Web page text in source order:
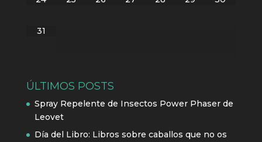
31
ÚLTIMOS POSTS
Spray Repelente de Insectos Power Phaser de
Leovet
Día del Libro: Libros sobre caballos que no os